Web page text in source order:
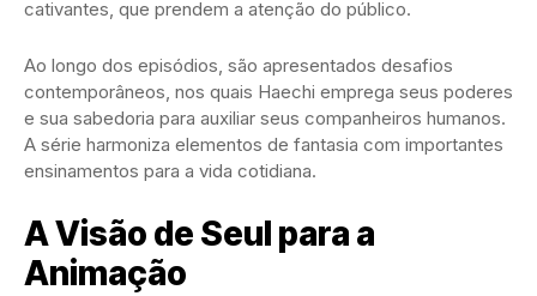
cativantes, que prendem a atenção do público.
Ao longo dos episódios, são apresentados desafios
contemporâneos, nos quais Haechi emprega seus poderes
e sua sabedoria para auxiliar seus companheiros humanos.
A série harmoniza elementos de fantasia com importantes
ensinamentos para a vida cotidiana.
A Visão de Seul para a
Animação